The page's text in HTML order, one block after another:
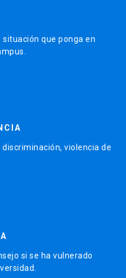
que ponga en
violencia de
si se ha vulnerado